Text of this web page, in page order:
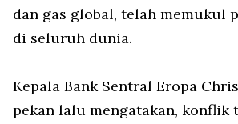
dan gas global, telah memukul
di seluruh dunia.
Kepala Bank Sentral Eropa
pekan lalu mengatakan, konflik